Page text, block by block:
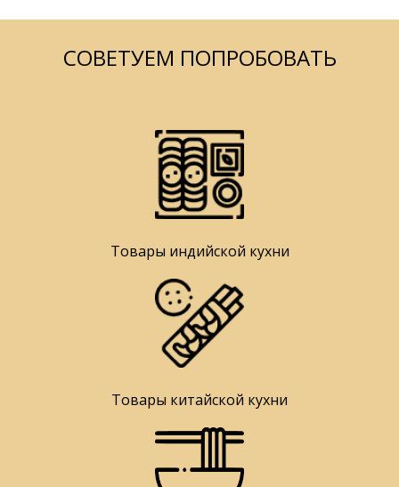
СОВЕТУЕМ ПОПРОБОВАТЬ
Товары индийской кухни
Товары китайской кухни